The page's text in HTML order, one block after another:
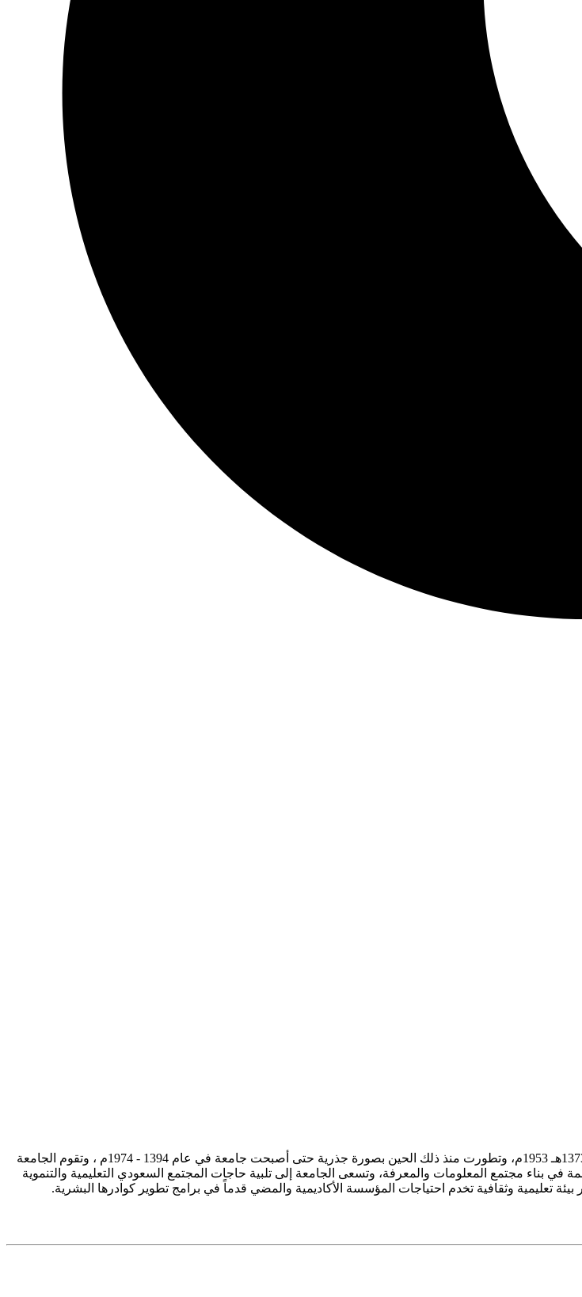
تأسست جامعة الإمام محمد بن سعود الإسلامية ممثلة في كلية الشريعة في سنة 1373هـ 1953م، وتطورت منذ ذلك الحين بصورة جذرية حتى أصبحت جامعة في عام 1394 - 1974م ، وتقوم الجامعة
في بناء مجتمع المعلومات والمعرفة، وتسعى الجامعة إلى تلبية حاجات المجتمع السعودي التعليمية والتنموية
بيئة تعليمية وثقافية تخدم احتياجات المؤسسة الأكاديمية والمضي قدماً في برامج تطوير كوادرها البشرية.